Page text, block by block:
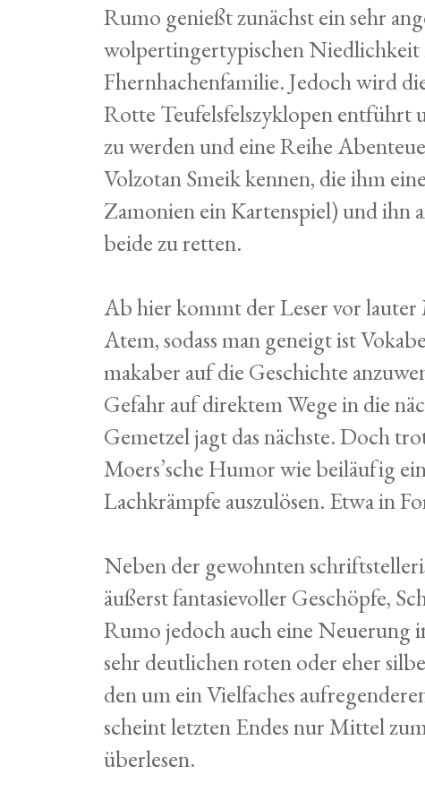
Rumo genießt zunächst ein sehr
wolpertingertypischen Niedlichkeit
Fhernhachenfamilie. Jedoch wird
Rotte Teufelsfelszyklopen entführt
zu werden und eine Reihe
Volzotan Smeik kennen, die ihm
Zamonien ein Kartenspiel) und ihn
beide zu retten.
Ab hier kommt der Leser vor
Atem, sodass man geneigt ist
makaber auf die Geschichte
Gefahr auf direktem Wege in die
Gemetzel jagt das nächste. Doch
Moers’sche Humor wie beiläufig
Lachkrämpfe auszulösen. Etwa in
Neben der gewohnten
äußerst fantasievoller Geschöpfe,
Rumo jedoch auch eine Neuerung
sehr deutlichen roten oder eher
den um ein Vielfaches
scheint letzten Endes nur Mittel
überlesen.